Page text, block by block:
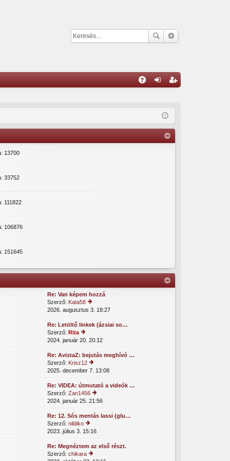
is
ác
13700
33752
111822
106876
151645
Re: Van képem hozzá
Szerző: Kata58
tol
s
ó
o
z
z
á
s
z
ól
á
s
m
e
gt
e
nt
é
2026. augusztus 3. 18:27
Re: Letöltő linkek (ázsiai so…
Szerző: Rita
tol
s
ó
h
o
z
z
á
s
z
ól
á
s
m
e
gt
2024. január 20. 20:12
Re: AvistaZ: bejutás meghívó …
Szerző: Krisz12
tol
s
ó
h
o
z
z
á
s
z
ól
á
2025. december 7. 13:08
Re: VIDEA: útmutató a videók …
Szerző: Zan1456
tol
s
ó
o
z
z
á
2024. január 25. 21:56
Re: 12. Sós mentás lassi (glu…
Szerző: nildiko
tol
s
ó
h
2023. július 3. 15:16
Re: Megnéztem az első részt.
Szerző: chikara